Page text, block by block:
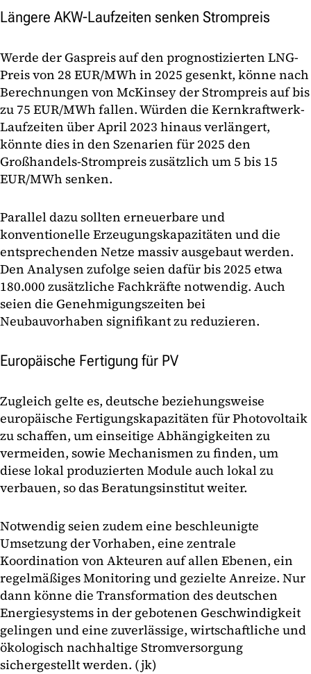
Längere AKW-Laufzeiten senken Strompreis
Werde der Gaspreis auf den prognostizierten LNG-
Preis von 28 EUR/MWh in 2025 gesenkt, könne nach
Berechnungen von McKinsey der Strompreis auf bis
zu 75 EUR/MWh fallen. Würden die Kernkraftwerk-
Laufzeiten über April 2023 hinaus verlängert,
könnte dies in den Szenarien für 2025 den
Großhandels-Strompreis zusätzlich um 5 bis 15
EUR/MWh senken.
Parallel dazu sollten erneuerbare und
konventionelle Erzeugungskapazitäten und die
entsprechenden Netze massiv ausgebaut werden.
Den Analysen zufolge seien dafür bis 2025 etwa
180.000 zusätzliche Fachkräfte notwendig. Auch
seien die Genehmigungszeiten bei
Neubauvorhaben signifikant zu reduzieren.
Europäische Fertigung für PV
Zugleich gelte es, deutsche beziehungsweise
europäische Fertigungskapazitäten für Photovoltaik
zu schaffen, um einseitige Abhängigkeiten zu
vermeiden, sowie Mechanismen zu finden, um
diese lokal produzierten Module auch lokal zu
verbauen, so das Beratungsinstitut weiter.
Notwendig seien zudem eine beschleunigte
Umsetzung der Vorhaben, eine zentrale
Koordination von Akteuren auf allen Ebenen, ein
regelmäßiges Monitoring und gezielte Anreize. Nur
dann könne die Transformation des deutschen
Energiesystems in der gebotenen Geschwindigkeit
gelingen und eine zuverlässige, wirtschaftliche und
ökologisch nachhaltige Stromversorgung
sichergestellt werden. (jk)